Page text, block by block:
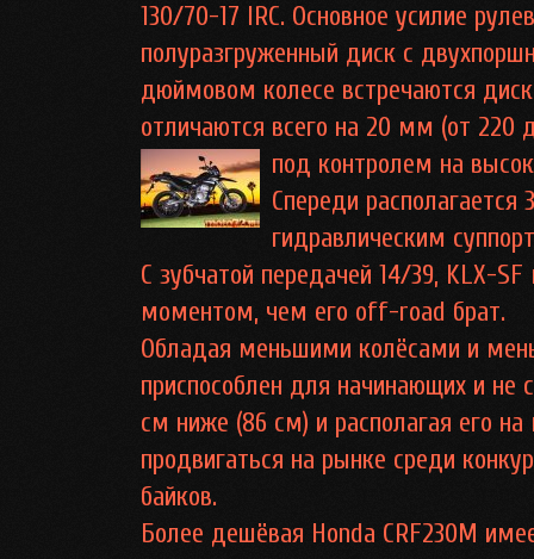
130/70-17 IRC. Основное усилие
полуразгруженный диск с
дюймовом колесе встречаются
отличаются всего на 20 мм (от 220
под контролем на
Спереди
гидравлическим
С зубчатой передачей 14/39, KLX-
моментом, чем его off-road брат.
Обладая меньшими колёсами и
приспособлен для начинающих и не
см ниже (86 см) и располагая его
продвигаться на рынке среди
байков.
Более дешёвая Honda CRF230M